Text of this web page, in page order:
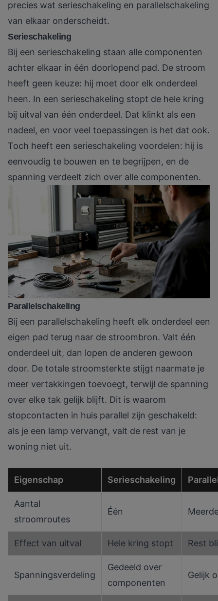
precies wat serieschakeling en parallelschakeling
van elkaar onderscheidt.
Serieschakeling
Bij een serieschakeling staan alle componenten
achter elkaar in één doorlopend pad. De stroom
heeft geen keuze: hij moet door elk onderdeel
heen. In een serieschakeling stopt de hele kring
bij uitval van één onderdeel. Dat klinkt als een
nadeel, en voor veel toepassingen is het dat ook.
Toch heeft een serieschakeling voordelen: hij is
eenvoudig te bouwen en te begrijpen, en de
spanning verdeelt zich over alle componenten.
Parallelschakeling
Bij een parallelschakeling heeft elk onderdeel een
eigen pad terug naar de stroombron. Valt één
onderdeel uit, dan lopen de anderen gewoon
door. De totale stroomsterkte stijgt naarmate je
meer vertakkingen toevoegt, terwijl de spanning
over elke tak gelijk blijft. Dit is waarom
stopcontacten in huis parallel zijn geschakeld:
als je een lamp vervangt, valt de rest van je
woning niet uit.
Eigenschap Serieschakeling
Aantal
stroomroutes
Één
Effect van uitval Hele kring stopt Rest
Spanningsverdeling
Gedeeld over
componenten
Gelijk